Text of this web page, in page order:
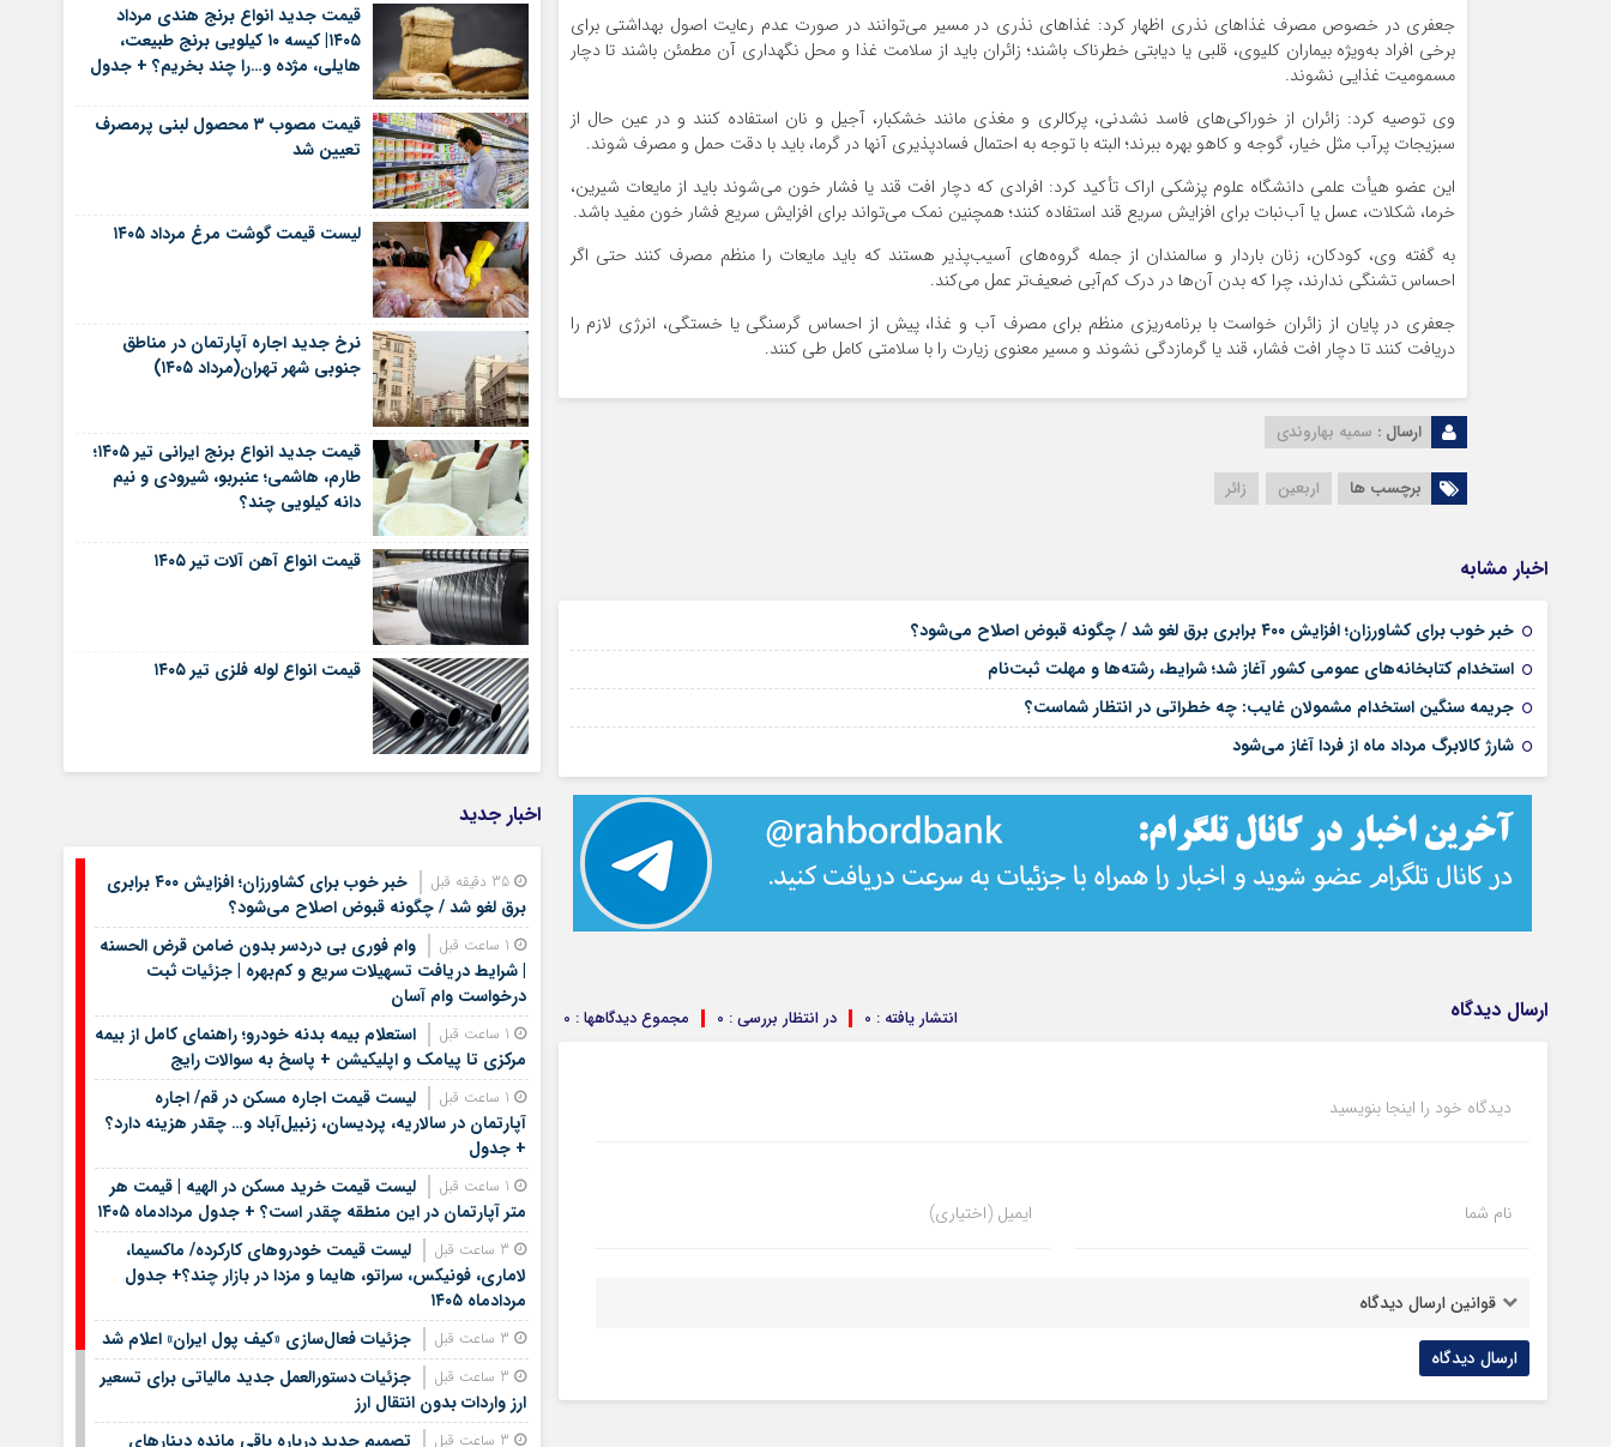
جعفری در خصوص مصرف غذاهای نذری اظهار کرد: غذاهای نذری در مسیر می‌توانند در صورت عدم رعایت اصول بهداشتی برای
برخی افراد به‌ویژه بیماران کلیوی، قلبی یا دیابتی خطرناک باشند؛ زائران باید از سلامت غذا و محل نگهداری آن مطمئن باشند تا دچار
مسمومیت غذایی نشوند.
وی توصیه کرد: زائران از خوراکی‌های فاسد نشدنی، پرکالری و مغذی مانند خشکبار، آجیل و نان استفاده کنند و در عین حال از
سبزیجات پرآب مثل خیار، گوجه و کاهو بهره ببرند؛ البته با توجه به احتمال فسادپذیری آنها در گرما، باید با دقت حمل و مصرف شوند.
این عضو هیأت علمی دانشگاه علوم پزشکی اراک تأکید کرد: افرادی که دچار افت قند یا فشار خون می‌شوند باید از مایعات شیرین،
خرما، شکلات، عسل یا آب‌نبات برای افزایش سریع قند استفاده کنند؛ همچنین نمک می‌تواند برای افزایش سریع فشار خون مفید باشد.
به گفته وی، کودکان، زنان باردار و سالمندان از جمله گروه‌های آسیب‌پذیر هستند که باید مایعات را منظم مصرف کنند حتی اگر
احساس تشنگی ندارند، چرا که بدن آن‌ها در درک کم‌آبی ضعیف‌تر عمل می‌کند.
جعفری در پایان از زائران خواست با برنامه‌ریزی منظم برای مصرف آب و غذا، پیش از احساس گرسنگی یا خستگی، انرژی لازم را
دریافت کنند تا دچار افت فشار، قند یا گرمازدگی نشوند و مسیر معنوی زیارت را با سلامتی کامل طی کنند.
ارسال : سمیه بهاروندی
برچسب ها اربعین زائر
اخبار مشابه
خبر خوب برای کشاورزان؛ افزایش ۴۰۰ برابری برق لغو شد / چگونه قبوض اصلاح می‌شود؟
استخدام کتابخانه‌های عمومی کشور آغاز شد؛ شرایط، رشته‌ها و مهلت ثبت‌نام
جریمه سنگین استخدام مشمولان غایب: چه خطراتی در انتظار شماست؟
شارژ کالابرگ مرداد ماه از فردا آغاز می‌شود
ارسال دیدگاه مجموع دیدگاهها : 0 در انتظار بررسی : 0 انتشار یافته : 0
دیدگاه خود را اینجا بنویسید
نام شما ایمیل (اختیاری)
قوانین ارسال دیدگاه
قیمت جدید انواع برنج هندی مرداد
۱۴۰۵| کیسه ۱۰ کیلویی برنج طبیعت،
هایلی، مژده و…را چند بخریم؟ + جدول
قیمت مصوب ۳ محصول لبنی پرمصرف
تعیین شد
لیست قیمت گوشت مرغ مرداد ۱۴۰۵
نرخ جدید اجاره آپارتمان در مناطق
جنوبی شهر تهران(مرداد ۱۴۰۵)
قیمت جدید انواع برنج ایرانی تیر ۱۴۰۵؛
طارم، هاشمی؛ عنبربو، شیرودی و نیم
دانه کیلویی چند؟
قیمت انواع آهن آلات تیر ۱۴۰۵
قیمت انواع لوله فلزی تیر ۱۴۰۵
اخبار جدید
35 دقیقه قبل
خبر خوب برای کشاورزان؛ افزایش ۴۰۰ برابری
برق لغو شد / چگونه قبوض اصلاح می‌شود؟
وام فوری بی دردسر بدون ضامن قرض الحسنه
| شرایط دریافت تسهیلات سریع و کم‌بهره | جزئیات ثبت
درخواست وام آسان
استعلام بیمه بدنه خودرو؛ راهنمای کامل از بیمه
مرکزی تا پیامک و اپلیکیشن + پاسخ به سوالات رایج
لیست قیمت اجاره مسکن در قم/ اجاره
آپارتمان در سالاریه، پردیسان، زنبیل‌آباد و… چقدر هزینه دارد؟
+ جدول
لیست قیمت خرید مسکن در الهیه | قیمت هر
متر آپارتمان در این منطقه چقدر است؟ + جدول مردادماه ۱۴۰۵
لیست قیمت خودروهای کارکرده/ ماکسیما،
لاماری، فونیکس، سراتو، هایما و مزدا در بازار چند؟+ جدول
مردادماه ۱۴۰۵
جزئیات فعال‌سازی «کیف پول ایران» اعلام شد
جزئیات دستورالعمل جدید مالیاتی برای تسعیر
ارز واردات بدون انتقال ارز
تصمیم جدید درباره باقی مانده دینارهای